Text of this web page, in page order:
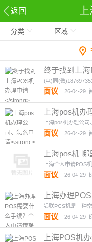
返回
分类 区域
终于找到上
(电)同(微
面议 26-04-29
上海pos机办
上海pos机办理公
面议 26-04-29
上海pos机
上海个人申请POS
面议 26-04-29
上海办理
机1图
银联POS机是一种
面议 26-04-29
上海POS机